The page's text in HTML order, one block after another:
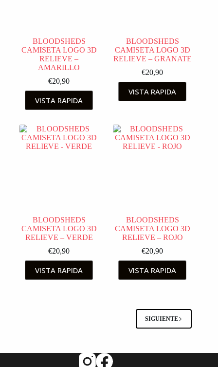
BLOODSHEDS
CAMISETA LOGO 3D
RELIEVE –
AMARILLO
€20,90
VISTA RAPIDA
BLOODSHEDS
CAMISETA LOGO 3D
RELIEVE – GRANATE
€20,90
VISTA RAPIDA
BLOODSHEDS
CAMISETA LOGO 3D
RELIEVE – VERDE
€20,90
VISTA RAPIDA
BLOODSHEDS
CAMISETA LOGO 3D
RELIEVE – ROJO
€20,90
VISTA RAPIDA
SIGUIENTE